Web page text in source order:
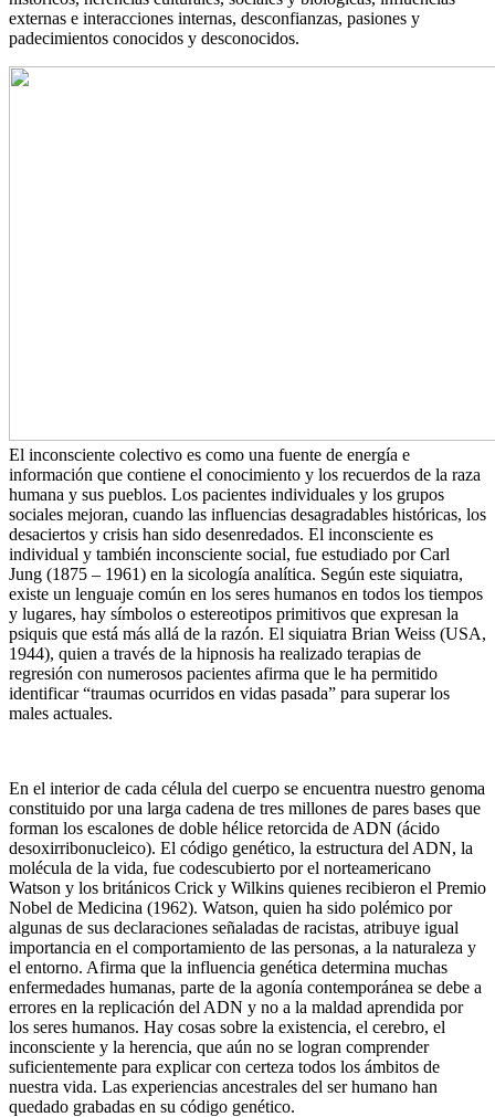
externas e interacciones internas, desconfianzas, pasiones y
padecimientos conocidos y desconocidos.
El inconsciente colectivo es como una fuente de energía e
información que contiene el conocimiento y los recuerdos de la raza
humana y sus pueblos. Los pacientes individuales y los grupos
sociales mejoran, cuando las influencias desagradables históricas, los
desaciertos y crisis han sido desenredados. El inconsciente es
individual y también inconsciente social, fue estudiado por Carl
Jung (1875 – 1961) en la sicología analítica. Según este siquiatra,
existe un lenguaje común en los seres humanos en todos los tiempos
y lugares, hay símbolos o estereotipos primitivos que expresan la
psiquis que está más allá de la razón. El siquiatra Brian Weiss (USA,
1944), quien a través de la hipnosis ha realizado terapias de
regresión con numerosos pacientes afirma que le ha permitido
identificar “traumas ocurridos en vidas pasada” para superar los
males actuales.
En el interior de cada célula del cuerpo se encuentra nuestro genoma
constituido por una larga cadena de tres millones de pares bases que
forman los escalones de doble hélice retorcida de ADN (ácido
desoxirribonucleico). El código genético, la estructura del ADN, la
molécula de la vida, fue codescubierto por el norteamericano
Watson y los británicos Crick y Wilkins quienes recibieron el Premio
Nobel de Medicina (1962). Watson, quien ha sido polémico por
algunas de sus declaraciones señaladas de racistas, atribuye igual
importancia en el comportamiento de las personas, a la naturaleza y
el entorno. Afirma que la influencia genética determina muchas
enfermedades humanas, parte de la agonía contemporánea se debe a
errores en la replicación del ADN y no a la maldad aprendida por
los seres humanos. Hay cosas sobre la existencia, el cerebro, el
inconsciente y la herencia, que aún no se logran comprender
suficientemente para explicar con certeza todos los ámbitos de
nuestra vida. Las experiencias ancestrales del ser humano han
quedado grabadas en su código genético.